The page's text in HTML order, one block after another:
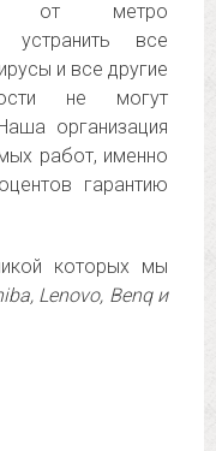
от метро
устранить все
и все другие
не могут
организация
работ, именно
гарантию
которых мы
Lenovo, Benq и